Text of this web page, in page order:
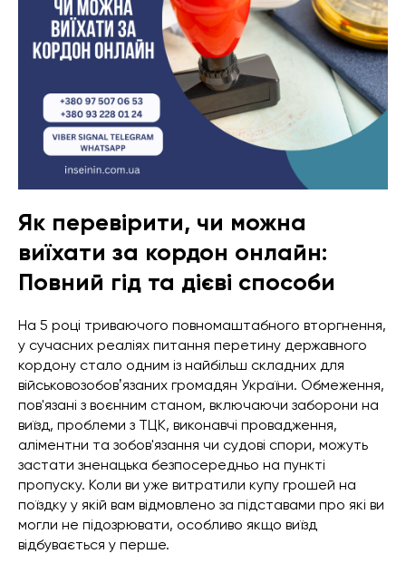
Як перевірити, чи можна
виїхати за кордон онлайн:
Повний гід та дієві способи
На 5 році триваючого повномаштабного вторгнення,
у сучасних реаліях питання перетину державного
кордону стало одним із найбільш складних для
військовозобовʼязаних громадян України. Обмеження,
пов'язані з воєнним станом, включаючи заборони на
виїзд, проблеми з ТЦК, виконавчі провадження,
аліментни та зобов'язання чи судові спори, можуть
застати зненацька безпосередньо на пункті
пропуску. Коли ви уже витратили купу грошей на
поїздку у якій вам відмовлено за підставами про які ви
могли не підозрювати, особливо якщо виїзд
відбувається у перше.